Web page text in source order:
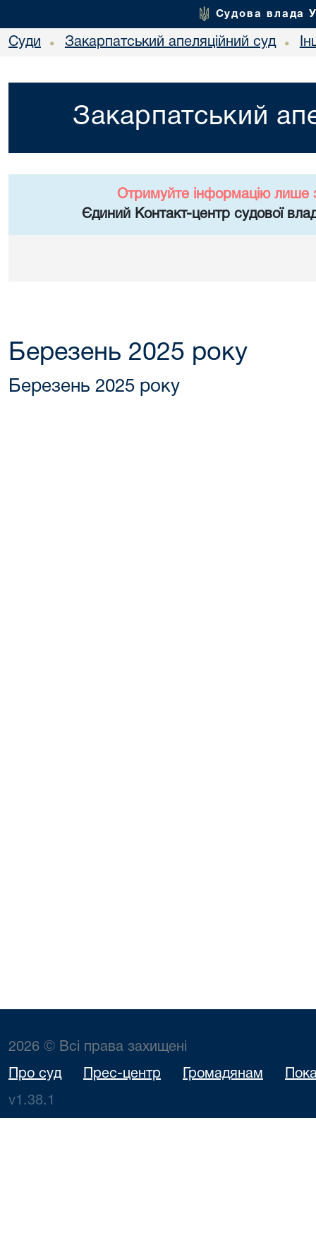
Судова влада
Суди • Закарпатський апеляційний суд •
Закарпатський
Отримуйте інформацію лише
Єдиний Контакт-центр судової
Березень 2025 року
Березень 2025 року
2026 © Всі права захищені
Про суд Прес-центр Громадянам
v1.38.1